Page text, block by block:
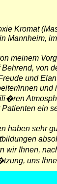
Kromat
Mannheim,
meinem
von
und
innen und
ein
haben sehr
wir Ihnen,
uns